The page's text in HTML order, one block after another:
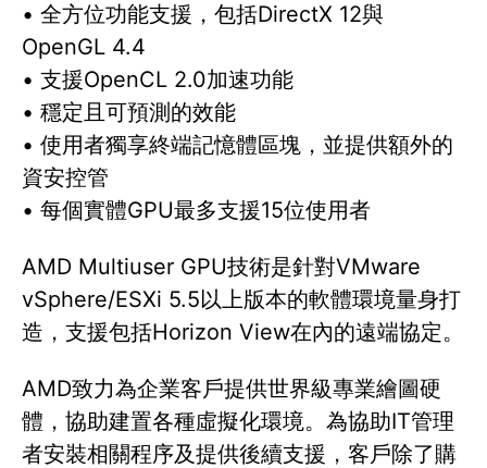
• 全方位功能支援，包括DirectX 12與
OpenGL 4.4
• 支援OpenCL 2.0加速功能
• 穩定且可預測的效能
• 使用者獨享終端記憶體區塊，並提供額外的
資安控管
• 每個實體GPU最多支援15位使用者
AMD Multiuser GPU技術是針對VMware
vSphere/ESXi 5.5以上版本的軟體環境量身打
造，支援包括Horizon View在內的遠端協定。
AMD致力為企業客戶提供世界級專業繪圖硬
體，協助建置各種虛擬化環境。為協助IT管理
者安裝相關程序及提供後續支援，客戶除了購